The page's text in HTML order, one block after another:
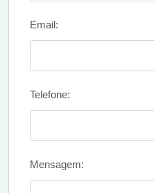
Email:
Telefone:
Mensagem: